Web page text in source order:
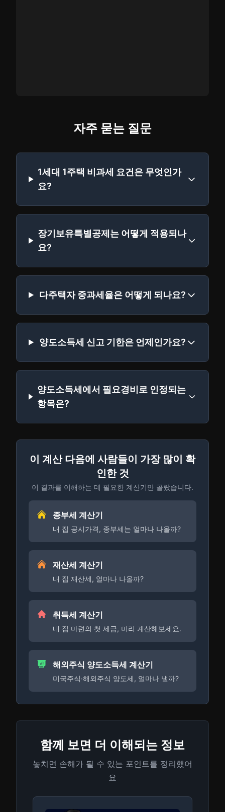
자주 묻는 질문
1세대 1주택 비과세 요건은 무엇인가
요?
장기보유특별공제는 어떻게 적용되나
요?
다주택자 중과세율은 어떻게 되나요?
양도소득세 신고 기한은 언제인가요?
양도소득세에서 필요경비로 인정되는
항목은?
이 계산 다음에 사람들이 가장 많이 확
인한 것
이 결과를 이해하는 데 필요한 계산기만 골랐습니다.
종부세 계산기
내 집 공시가격, 종부세는 얼마나 나올까?
재산세 계산기
내 집 재산세, 얼마나 나올까?
취득세 계산기
내 집 마련의 첫 세금, 미리 계산해보세요.
해외주식 양도소득세 계산기
미국주식·해외주식 양도세, 얼마나 낼까?
함께 보면 더 이해되는 정보
놓치면 손해가 될 수 있는 포인트를 정리했어
요